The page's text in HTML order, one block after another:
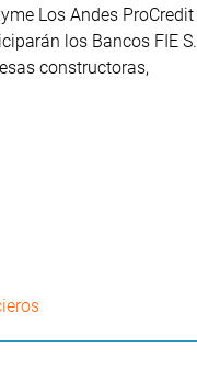
Los Andes ProCredit
los Bancos FIE S.
constructoras,